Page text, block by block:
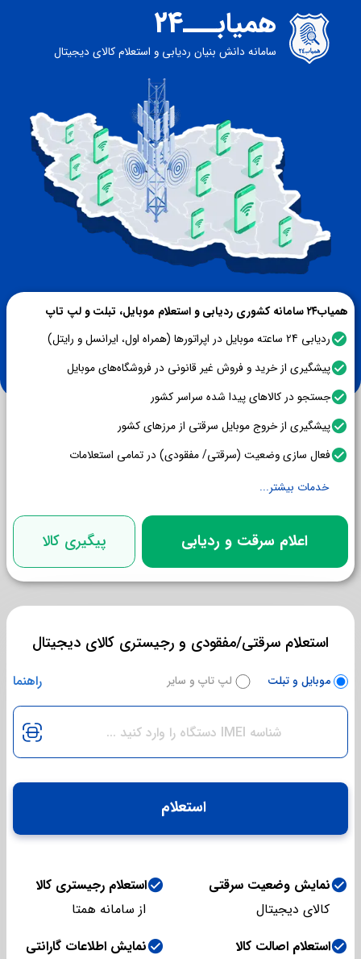
همیابـــ24
سامانه دانش بنیان ردیابی و استعلام کالای دیجیتال
همیاب۲۴ سامانه کشوری ردیابی و استعلام موبایل، تبلت و لپ تاپ
ردیابی 24 ساعته موبایل در اپراتورها (همراه‌ اول، ایرانسل و رایتل)
پیشگیری از خرید و فروش غیر قانونی در فروشگاه‌های موبایل
جستجو در کالاهای پیدا شده سراسر کشور
پیشگیری از خروج موبایل سرقتی از مرزهای کشور
فعال سازی وضعیت (سرقتی/ مفقودی) در تمامی استعلامات
خدمات بیشتر...
اعلام سرقت و ردیابی پیگیری کالا
استعلام سرقتی/مفقودی و رجیستری کالای دیجیتال
موبایل و تبلت لپ تاپ و سایر راهنما
استعلام
نمایش وضعیت سرقتی
کالای دیجیتال
استعلام اصالت کالا
استعلام رجیستری کالا
از سامانه همتا
نمایش اطلاعات گارانتی